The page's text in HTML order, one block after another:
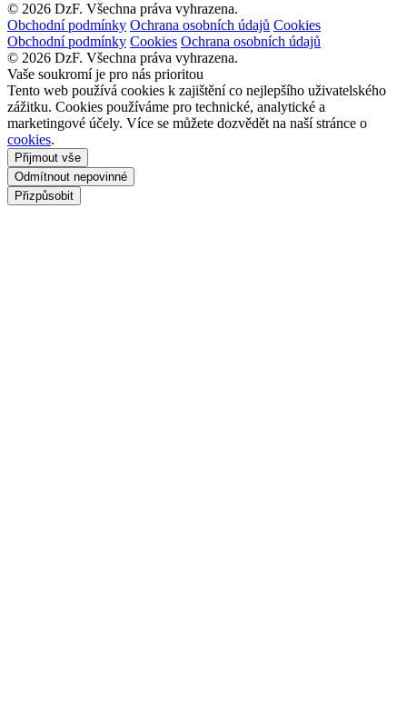
© 2026 DzF. Všechna práva vyhrazena.
Obchodní podmínky Ochrana osobních údajů Cookies
Obchodní podmínky Cookies Ochrana osobních údajů
© 2026 DzF. Všechna práva vyhrazena.
Vaše soukromí je pro nás prioritou
Tento web používá cookies k zajištění co nejlepšího uživatelského
zážitku. Cookies používáme pro technické, analytické a
marketingové účely. Více se můžete dozvědět na naší stránce o
cookies.
Přijmout vše
Odmítnout nepovinné
Přizpůsobit